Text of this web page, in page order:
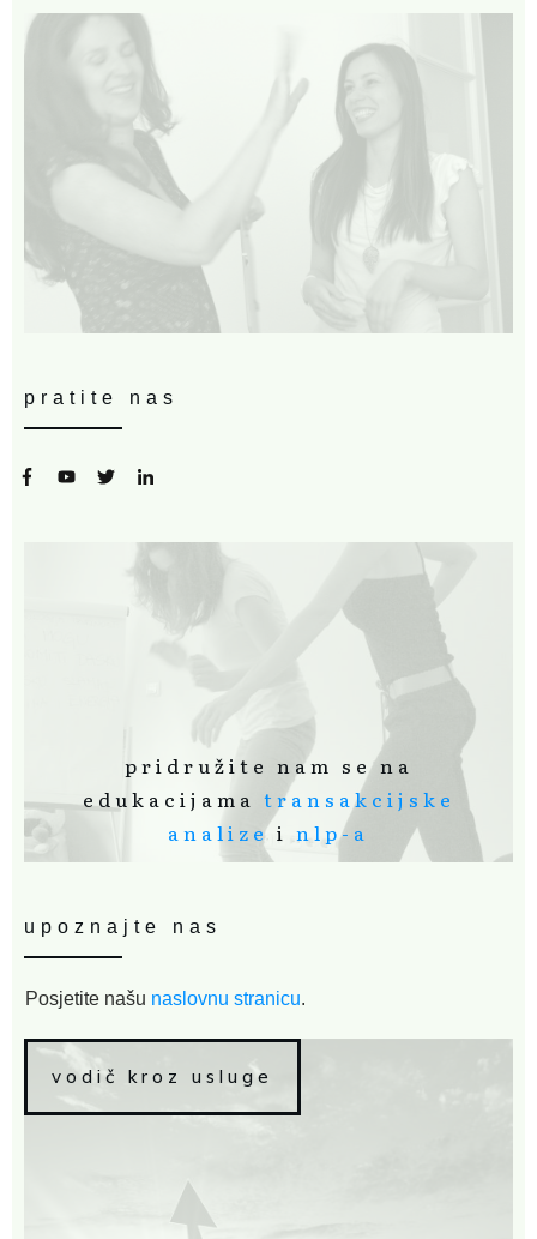
pratite nas
pridružite nam se na
edukacijama transakcijske
analizei nlp-a
upoznajte nas
Posjetite našu naslovnu stranicu.
vodič kroz usluge